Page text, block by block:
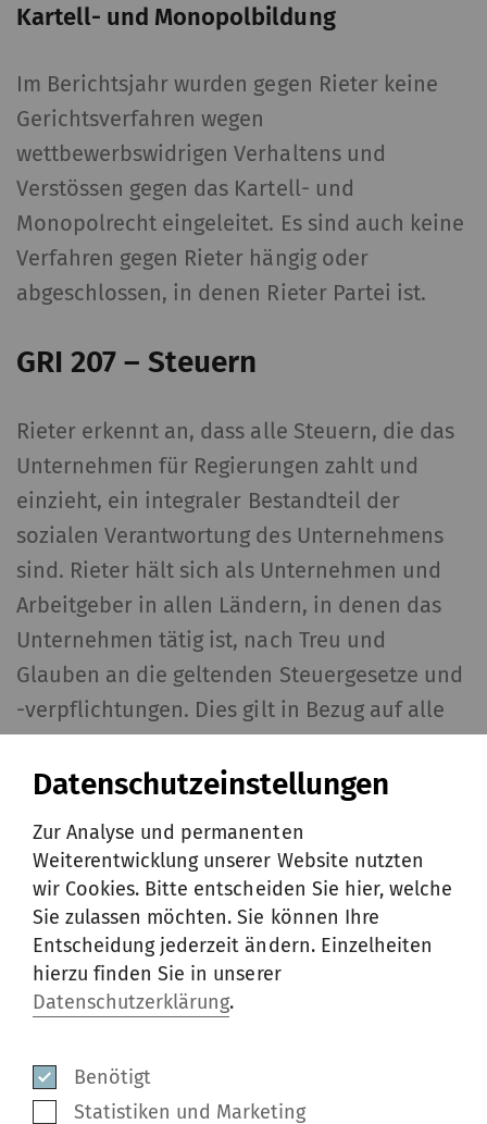
Kartell- und Monopolbildung
Im Berichtsjahr wurden gegen Rieter keine
Gerichtsverfahren wegen
wettbewerbswidrigen Verhaltens und
Verstössen gegen das Kartell- und
Monopolrecht eingeleitet. Es sind auch keine
Verfahren gegen Rieter hängig oder
abgeschlossen, in denen Rieter Partei ist.
GRI 207 – Steuern
Rieter erkennt an, dass alle Steuern, die das
Unternehmen für Regierungen zahlt und
einzieht, ein integraler Bestandteil der
sozialen Verantwortung des Unternehmens
sind. Rieter hält sich als Unternehmen und
Arbeitgeber in allen Ländern, in denen das
Unternehmen tätig ist, nach Treu und
Glauben an die geltenden Steuergesetze und
-verpflichtungen. Dies gilt in Bezug auf alle
sich Rieter an internationale Abkommen und
Angabe 207-1 Steuerkonzept
Die Steuerstrategie ist so gestaltet, dass das
Unternehmen seine Geschäftsziele erreichen
schaffen kann. Sie wird vom Head Tax in
enger Abstimmung mit dem CFO und dem CEO
Datenschutzeinstellungen
Zur Analyse und permanenten
Weiterentwicklung unserer Website nutzten
wir Cookies. Bitte entscheiden Sie hier, welche
Sie zulassen möchten. Sie können Ihre
Entscheidung jederzeit ändern. Einzelheiten
hierzu finden Sie in unserer
Datenschutzerklärung.
Benötigt
Statistiken und Marketing